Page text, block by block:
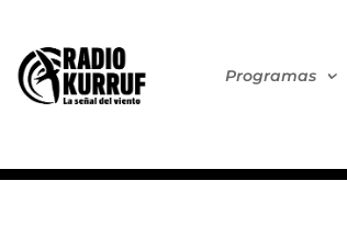
Programas